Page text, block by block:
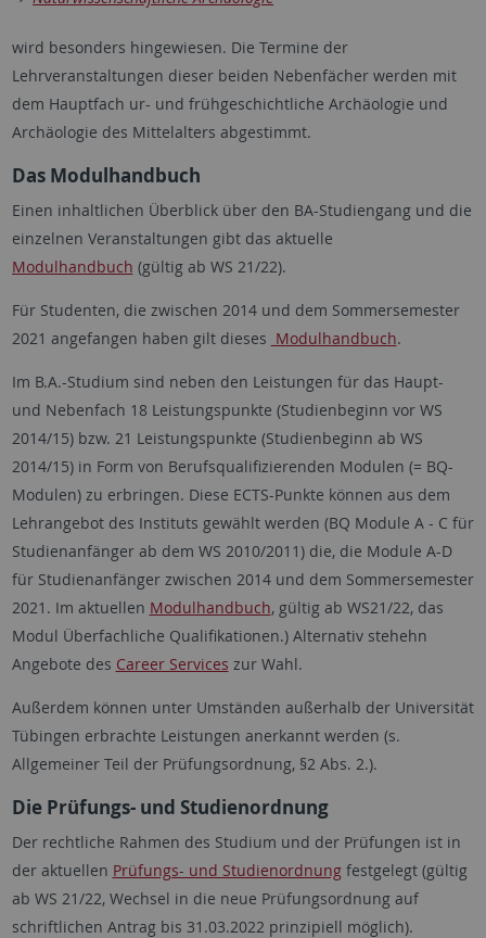
wird besonders hingewiesen. Die Termine der
Lehrveranstaltungen dieser beiden Nebenfächer werden mit
dem Hauptfach ur- und frühgeschichtliche Archäologie und
Archäologie des Mittelalters abgestimmt.
Das Modulhandbuch
Einen inhaltlichen Überblick über den BA-Studiengang und die
einzelnen Veranstaltungen gibt das aktuelle
Modulhandbuch (gültig ab WS 21/22).
Für Studenten, die zwischen 2014 und dem Sommersemester
2021 angefangen haben gilt dieses Modulhandbuch.
Im B.A.-Studium sind neben den Leistungen für das Haupt-
und Nebenfach 18 Leistungspunkte (Studienbeginn vor WS
2014/15) bzw. 21 Leistungspunkte (Studienbeginn ab WS
2014/15) in Form von Berufsqualifizierenden Modulen (= BQ-
Modulen) zu erbringen. Diese ECTS-Punkte können aus dem
Lehrangebot des Instituts gewählt werden (BQ Module A - C für
Studienanfänger ab dem WS 2010/2011) die, die Module A-D
für Studienanfänger zwischen 2014 und dem Sommersemester
2021. Im aktuellen Modulhandbuch, gültig ab WS21/22, das
Modul Überfachliche Qualifikationen.) Alternativ stehehn
Angebote des Career Services zur Wahl.
Außerdem können unter Umständen außerhalb der Universität
Tübingen erbrachte Leistungen anerkannt werden (s.
Allgemeiner Teil der Prüfungsordnung, §2 Abs. 2.).
Die Prüfungs- und Studienordnung
Der rechtliche Rahmen des Studium und der Prüfungen ist in
der aktuellen Prüfungs- und Studienordnungfestgelegt (gültig
ab WS 21/22, Wechsel in die neue Prüfungsordnung auf
schriftlichen Antrag bis 31.03.2022 prinzipiell möglich).